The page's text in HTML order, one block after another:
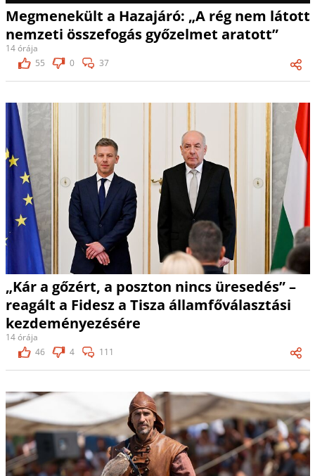
Megmenekült a Hazajáró: „A rég nem látott
nemzeti összefogás győzelmet aratott”
14 órája
55
0 37
„Kár a gőzért, a poszton nincs üresedés” –
reagált a Fidesz a Tisza államfőválasztási
kezdeményezésére
14 órája
46
4 111